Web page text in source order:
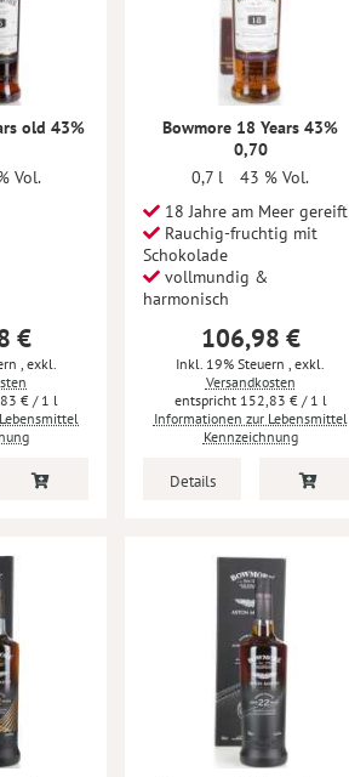
old 43%
Vol.
€
exkl.
€ / 1 l
Bowmore 18 Years 43%
0,70
0,7 l
43 % Vol.
18 Jahre am Meer gereift
Rauchig-fruchtig mit
Schokolade
vollmundig &
harmonisch
106,98 €
Inkl. 19% Steuern
exkl.
Versandkosten
152,83 € / 1 l
Informationen zur Lebensmittel
Kennzeichnung
Details